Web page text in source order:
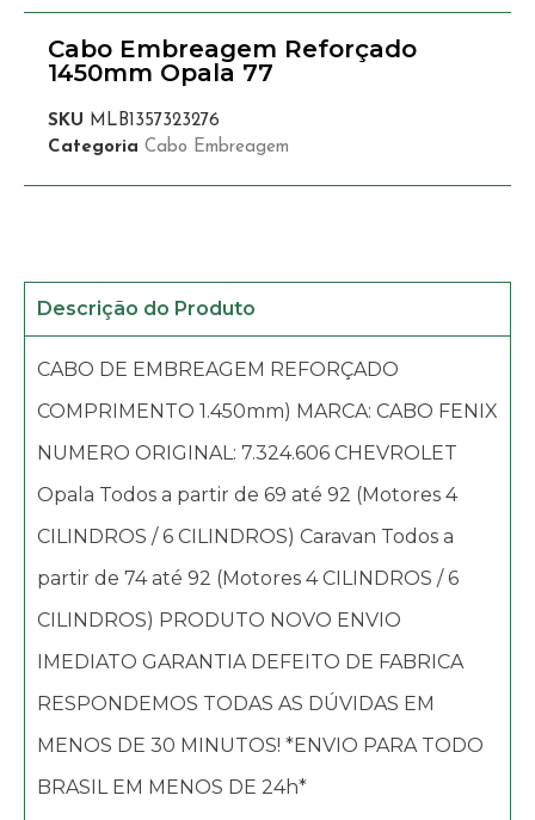
Cabo Embreagem Reforçado
1450mm Opala 77
SKU MLB1357323276
Categoria Cabo Embreagem
Descrição do Produto
CABO DE EMBREAGEM REFORÇADO
COMPRIMENTO 1.450mm) MARCA: CABO FENIX
NUMERO ORIGINAL: 7.324.606 CHEVROLET
Opala Todos a partir de 69 até 92 (Motores 4
CILINDROS / 6 CILINDROS) Caravan Todos a
partir de 74 até 92 (Motores 4 CILINDROS / 6
CILINDROS) PRODUTO NOVO ENVIO
IMEDIATO GARANTIA DEFEITO DE FABRICA
RESPONDEMOS TODAS AS DÚVIDAS EM
MENOS DE 30 MINUTOS! *ENVIO PARA TODO
BRASIL EM MENOS DE 24h*